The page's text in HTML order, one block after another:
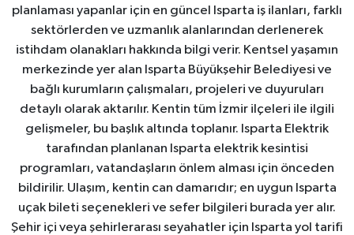
planlaması yapanlar için en güncel Isparta iş ilanları, farklı
sektörlerden ve uzmanlık alanlarından derlenerek
istihdam olanakları hakkında bilgi verir. Kentsel yaşamın
merkezinde yer alan Isparta Büyükşehir Belediyesi ve
bağlı kurumların çalışmaları, projeleri ve duyuruları
detaylı olarak aktarılır. Kentin tüm İzmir ilçeleri ile ilgili
gelişmeler, bu başlık altında toplanır. Isparta Elektrik
tarafından planlanan Isparta elektrik kesintisi
programları, vatandaşların önlem alması için önceden
bildirilir. Ulaşım, kentin can damarıdır; en uygun Isparta
uçak bileti seçenekleri ve sefer bilgileri burada yer alır.
Şehir içi veya şehirlerarası seyahatler için Isparta yol tarifi